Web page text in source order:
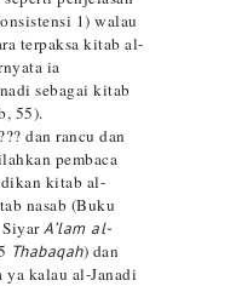
1) walau
terpaksa kitab al-
ia
sebagai kitab
55).
? dan rancu dan
pembaca
kitab al-
nasab (Buku
A’lam al-
Thabaqah) dan
ya kalau al-Janadi